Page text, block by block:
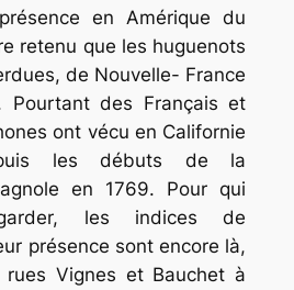
en Amérique du
retenu que les huguenots
de Nouvelle- France
Pourtant des Français et
ont vécu en Californie
les débuts de la
en 1769. Pour qui
les indices de
présence sont encore là,
rues Vignes et Bauchet à